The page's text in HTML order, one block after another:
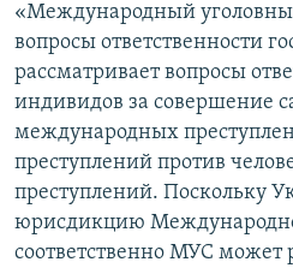
«Международный
вопросы ответственности
рассматривает вопросы
индивидов за совершение
международных
преступлений против
преступлений. Поскольку
юрисдикцию
соответственно МУС может